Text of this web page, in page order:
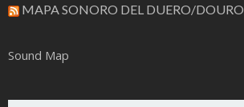
MAPA SONORO DEL DUERO/DOURO
Sound Map